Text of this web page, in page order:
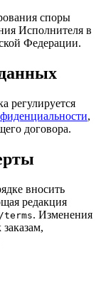
споры
Исполнителя в
Федерации.
регулируется
,
договора.
вносить
редакция
/terms. Изменения